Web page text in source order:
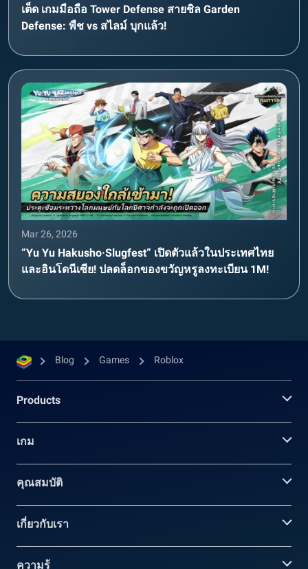
เต็ด เกมมือถือ Tower Defense สายชิล Garden
Defense: พืช vs สไลม์ บุกแล้ว!
Mar 26, 2026
“Yu Yu Hakusho·Slugfest” เปิดตัวแล้วในประเทศไทย
และอินโดนีเซีย! ปลดล็อกของขวัญหรูลงทะเบียน 1M!
Blog Games Roblox
Products
เกม
คุณสมบัติ
เกี่ยวกับเรา
ความรู้